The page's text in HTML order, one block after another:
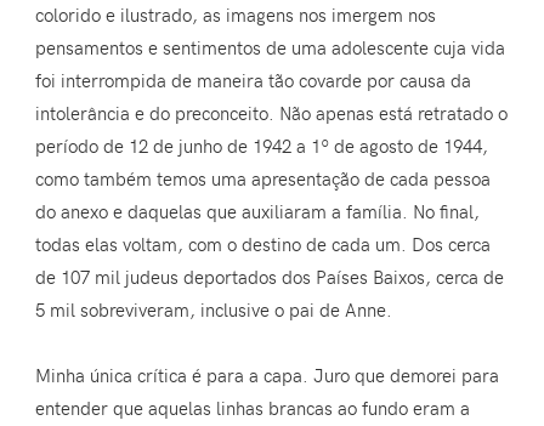
colorido e ilustrado, as imagens nos imergem nos
pensamentos e sentimentos de uma adolescente cuja vida
foi interrompida de maneira tão covarde por causa da
intolerância e do preconceito. Não apenas está retratado o
período de 12 de junho de 1942 a 1º de agosto de 1944,
como também temos uma apresentação de cada pessoa
do anexo e daquelas que auxiliaram a família. No final,
todas elas voltam, com o destino de cada um. Dos cerca
de 107 mil judeus deportados dos Países Baixos, cerca de
5 mil sobreviveram, inclusive o pai de Anne.
Minha única crítica é para a capa. Juro que demorei para
entender que aquelas linhas brancas ao fundo eram a